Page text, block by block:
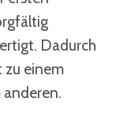
Dadurch
zu einem
anderen.